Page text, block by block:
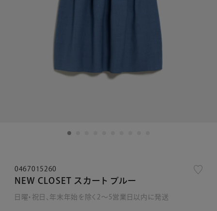
0467015260
NEW CLOSET スカート ブルー
日曜・祝日、年末年始を除く2～5営業日以内に発送